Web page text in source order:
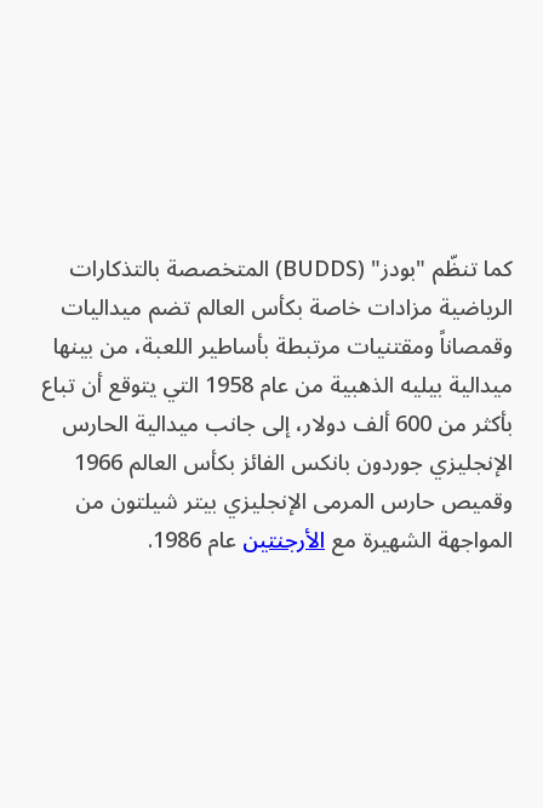
كما تنظّم "بودز" (BUDDS) المتخصصة بالتذكارات
الرياضية مزادات خاصة بكأس العالم تضم ميداليات
وقمصاناً ومقتنيات مرتبطة بأساطير اللعبة، من بينها
ميدالية بيليه الذهبية من عام 1958 التي يتوقع أن تباع
بأكثر من 600 ألف دولار، إلى جانب ميدالية الحارس
الإنجليزي جوردون بانكس الفائز بكأس العالم 1966
وقميص حارس المرمى الإنجليزي بيتر شيلتون من
المواجهة الشهيرة معالأرجنتينعام 1986.